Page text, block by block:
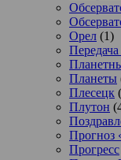
Орел (1)
Планеты
Плесецк
Плутон
Прогноз
Прогресс